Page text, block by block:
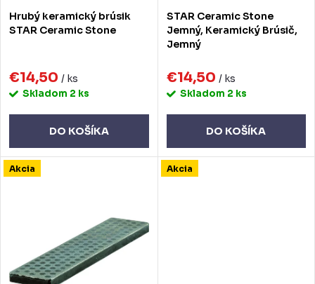
d
k
t
v
d
k
v
Hrubý keramický brúsik
STAR Ceramic Stone
€14,50 / ks
Skladom 2 ks
DO KOŠÍKA
STAR Ceramic Stone
Jemný, Keramický Brúsič,
Jemný
€14,50 / ks
Skladom 2 ks
DO KOŠÍKA
Akcia Akcia